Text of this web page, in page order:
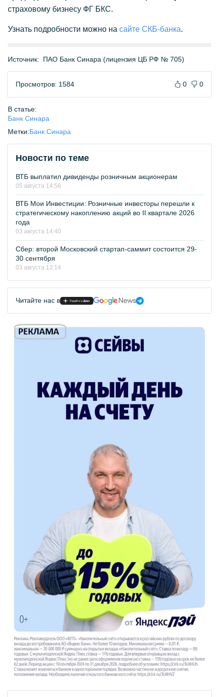
страховому бизнесу ФГ БКС.
Узнать подробности можно на сайте СКБ-банка.
Источник: ПАО Банк Синара (лицензия ЦБ РФ № 705)
Просмотров: 1584 0 0
В статье:
Банк Синара
Метки:Банк Синара
Новости по теме
ВТБ выплатил дивиденды розничным акционерам
05 августа 14:56
ВТБ Мои Инвестиции: Розничные инвесторы перешли к
стратегическому накоплению акций во II квартале 2026
года
03 августа 14:40
Сбер: второй Московский стартап-саммит состоится 29-
30 сентября
03 августа 13:14
Читайте нас в